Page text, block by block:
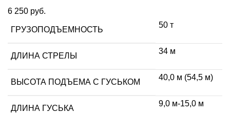
6 250 руб.
ГРУЗОПОДЪЕМНОСТЬ
50 т
ДЛИНА СТРЕЛЫ
34 м
ВЫСОТА ПОДЪЕМА С ГУСЬКОМ
40,0 м (54,5 м)
ДЛИНА ГУСЬКА
9,0 м-15,0 м